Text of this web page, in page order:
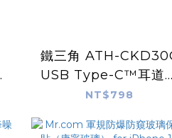
鐵三角 ATH-
USB Type-C™耳道式
耳機
NT$798